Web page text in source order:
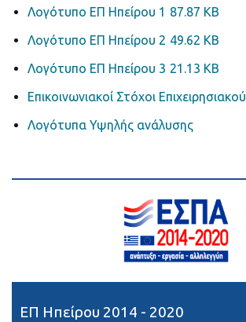
Λογότυπο ΕΠ Ηπείρου 1 87.87 KB
Λογότυπο ΕΠ Ηπείρου 2 49.62 KB
Λογότυπο ΕΠ Ηπείρου 3 21.13 KB
Επικοινωνιακοί Στόχοι Επιχειρησιακού
Λογότυπα Υψηλής ανάλυσης
ΕΠ Ηπείρου 2014 - 2020